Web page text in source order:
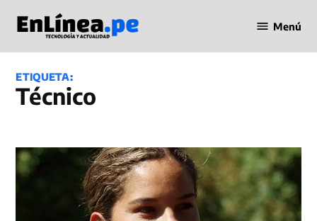
contenido
en Línea
Menú
ETIQUETA:
técnico